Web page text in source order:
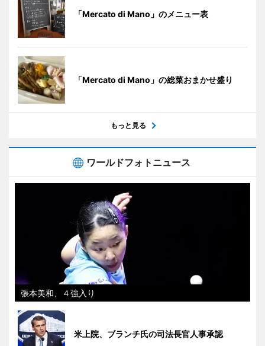
「Mercato di Mano」のメニュー表
「Mercato di Mano」の総菜おまかせ盛り
もっと見る
ワールドフォトニュース
張本美和、４強入り
米上院、ブランチ氏の司法長官人事承認